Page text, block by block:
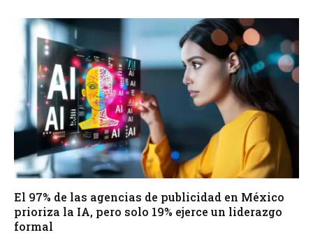
El 97% de las agencias de publicidad en México
prioriza la IA, pero solo 19% ejerce un liderazgo
formal